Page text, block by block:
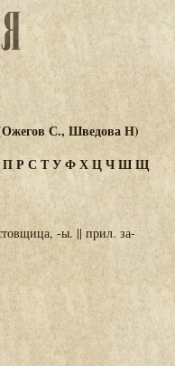
С., Шведова Н)
ПР С ТУФХЦЧШЩ
-ы. || прил. за-